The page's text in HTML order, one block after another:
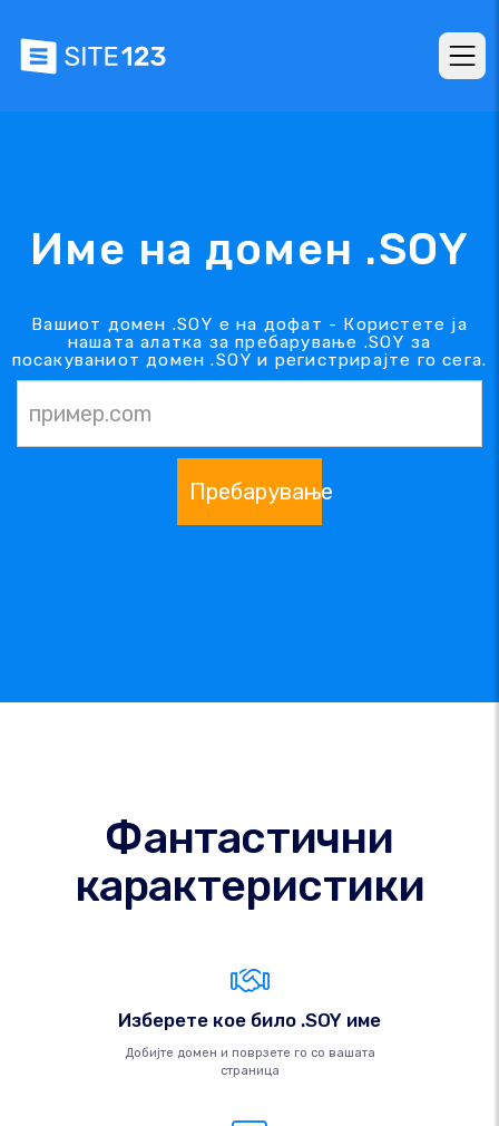
Име на домен .SOY
Вашиот домен .SOY е на дофат - Користете ја
нашата алатка за пребарување .SOY за
посакуваниот домен .SOY и регистрирајте го сега.
Пребарување
Фантастични
карактеристики
Изберете кое било .SOY име
Добијте домен и поврзете го со вашата
страница